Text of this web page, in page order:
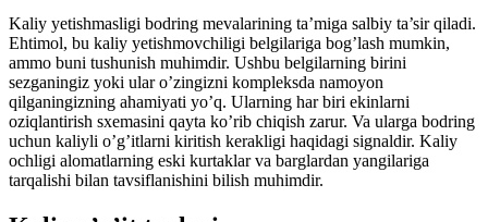
Kaliy yetishmasligi bodring mevalarining ta’miga salbiy ta’sir qiladi.
Ehtimol, bu kaliy yetishmovchiligi belgilariga bog’lash mumkin,
ammo buni tushunish muhimdir. Ushbu belgilarning birini
sezganingiz yoki ular o’zingizni kompleksda namoyon
qilganingizning ahamiyati yo’q. Ularning har biri ekinlarni
oziqlantirish sxemasini qayta ko’rib chiqish zarur. Va ularga bodring
uchun kaliyli o’g’itlarni kiritish kerakligi haqidagi signaldir. Kaliy
ochligi alomatlarning eski kurtaklar va barglardan yangilariga
tarqalishi bilan tavsiflanishini bilish muhimdir.